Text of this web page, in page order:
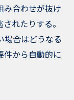
み合わせが抜け
れたりする。
場合はどうなる
件から自動的に